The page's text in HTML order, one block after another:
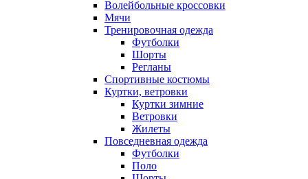
Волейбольные кроссовки
Мячи
Тренировочная одежда
Футболки
Шорты
Регланы
Спортивные костюмы
Куртки, ветровки
Куртки зимние
Ветровки
Жилеты
Повседневная одежда
Футболки
Поло